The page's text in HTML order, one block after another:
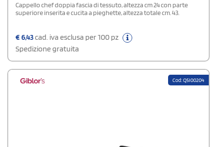
Cappello chef doppia fascia di tessuto, altezza cm 24 con parte
superiore inserita e cucita a pieghette, altezza totale cm. 43.
€6,43cad. iva esclusa per 100 pz
Spedizione gratuita
Cod: Q5I00204